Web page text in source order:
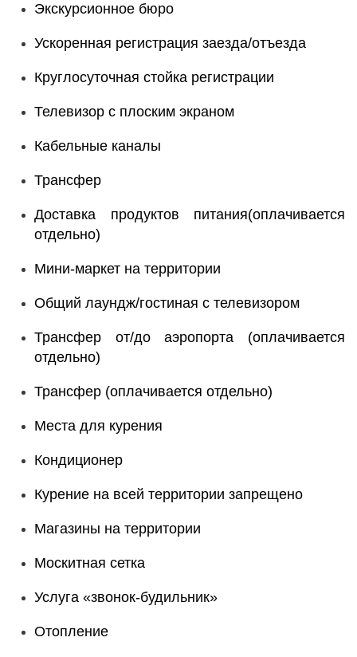
Экскурсионное бюро
Ускоренная регистрация заезда/отъезда
Круглосуточная стойка регистрации
Телевизор с плоским экраном
Кабельные каналы
Трансфер
Доставка продуктов питания(оплачивается
отдельно)
Мини-маркет на территории
Общий лаундж/гостиная с телевизором
Трансфер от/до аэропорта (оплачивается
отдельно)
Трансфер (оплачивается отдельно)
Места для курения
Кондиционер
Курение на всей территории запрещено
Магазины на территории
Москитная сетка
Услуга «звонок-будильник»
Отопление